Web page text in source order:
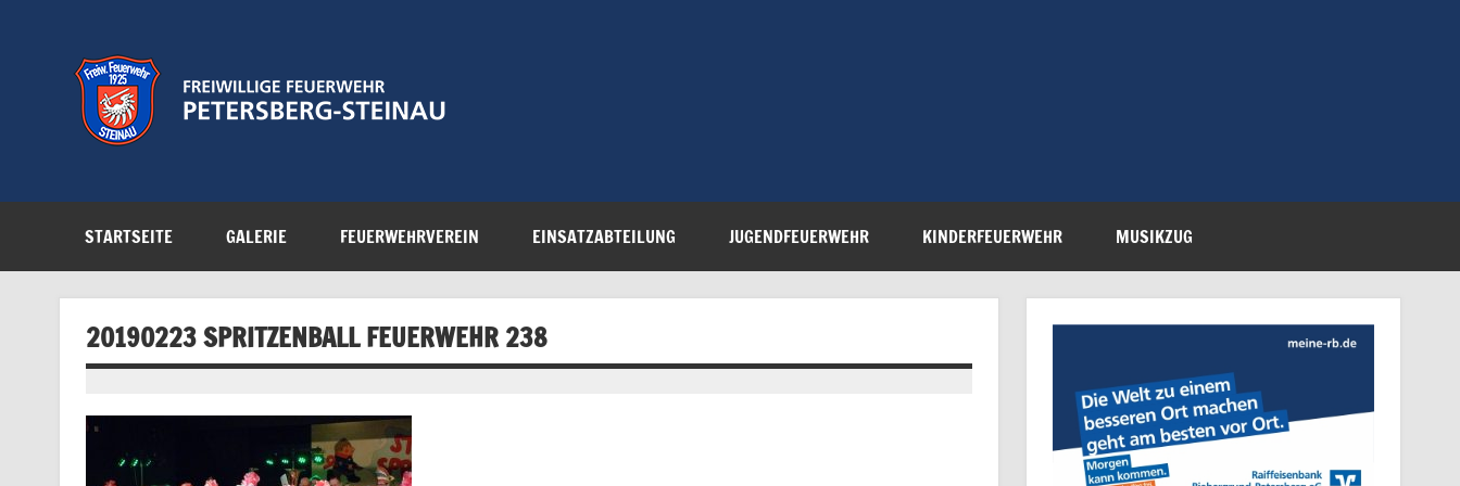
STARTSEITE GALERIE FEUERWEHRVEREIN EINSATZABTEILUNG JUGENDFEUERWEHR KINDERFEUERWEHR MUSIKZUG
20190223 SPRITZENBALL FEUERWEHR 238